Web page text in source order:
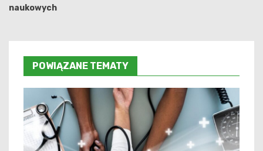
naukowych
POWIĄZANE TEMATY